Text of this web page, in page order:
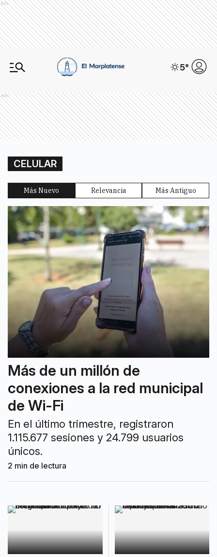
Ads
5°
Ads
CELULAR
Más Nuevo Relevancia Más Antiguo
Más de un millón de
conexiones a la red municipal
de Wi-Fi
En el último trimestre, registraron
1.115.677 sesiones y 24.799 usuarios
únicos.
2 min de lectura